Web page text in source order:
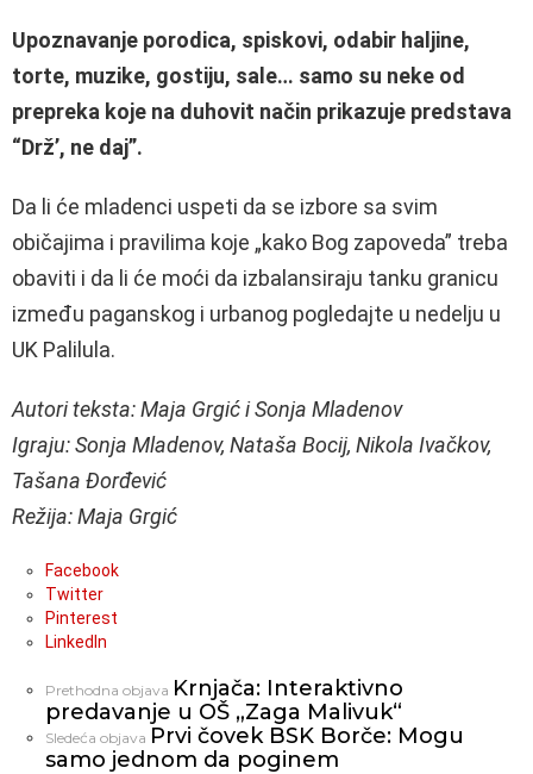
Upoznavanje porodica, spiskovi, odabir haljine,
torte, muzike, gostiju, sale… samo su neke od
prepreka koje na duhovit način prikazuje predstava
“Drž’, ne daj”.
Da li će mladenci uspeti da se izbore sa svim
običajima i pravilima koje „kako Bog zapoveda” treba
obaviti i da li će moći da izbalansiraju tanku granicu
između paganskog i urbanog pogledajte u nedelju u
UK Palilula.
Autori teksta: Maja Grgić i Sonja Mladenov
Igraju: Sonja Mladenov, Nataša Bocij, Nikola Ivačkov,
Tašana Đorđević
Režija: Maja Grgić
Facebook
Twitter
Pinterest
LinkedIn
Vidi
Prethodna objava Krnjača: Interaktivno
predavanje u OŠ „Zaga Malivuk“
Sledeća objava Prvi čovek BSK Borče: Mogu
samo jednom da poginem